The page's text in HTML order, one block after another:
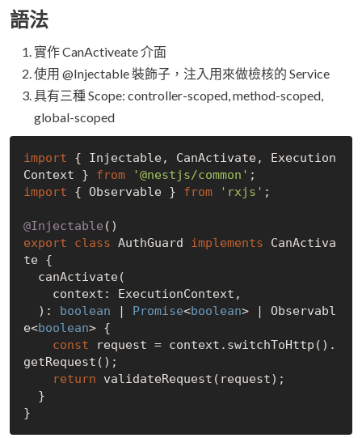
語法
實作 CanActiveate 介面
使用 @Injectable 裝飾子，注入用來做檢核的 Service
具有三種 Scope: controller-scoped, method-scoped,
global-scoped
import { Injectable, CanActivate, Execution
Context } from '@nestjs/common'
import { Observable } from 'rxjs' ;
@Injectable
export
class AuthGuard implements CanActiva
te {
  ):
boolean | Promise<boolean> | Observabl
e<boolean> {
const request = context.switchToHttp().
getRequest();
return validateRequest(request);